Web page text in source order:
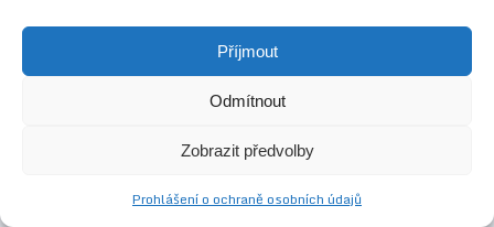
Příjmout
Odmítnout
Zobrazit předvolby
Prohlášení o ochraně osobních údajů